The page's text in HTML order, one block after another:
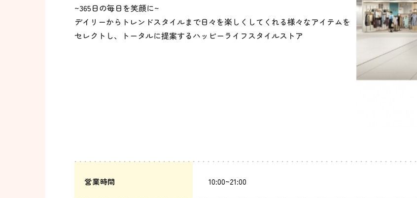
~365日の毎日を笑顔に~
デイリーからトレンドスタイルまで日々を楽しくしてくれる様々なアイテムを
セレクトし、トータルに提案するハッピーライフスタイルストア
営業時間 10:00~21:00